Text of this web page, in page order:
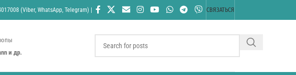
(Viber, WhatsApp, Telegram) | СВЯЗАТЬСЯ
и др.